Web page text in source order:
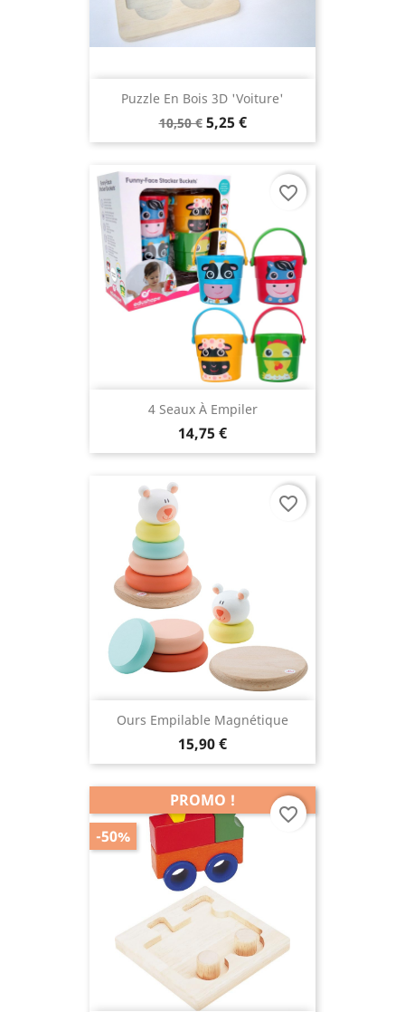
Puzzle En Bois 3D 'voiture'
10,50 € 5,25 €
4 Seaux À Empiler
14,75 €
favorite_border
Ours Empilable Magnétique
15,90 €
favorite_border
PROMO !
-50%
favorite_border